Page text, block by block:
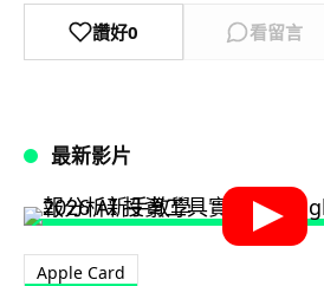
讚好0 看留言
最新影片
Apple Card